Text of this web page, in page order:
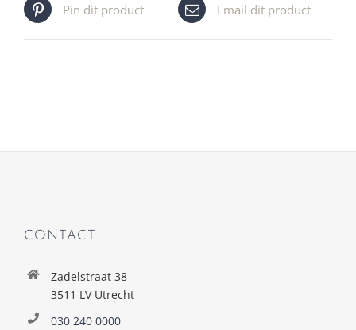
Pin dit product Email dit product
CONTACT
Zadelstraat 38
3511 LV Utrecht
030 240 0000